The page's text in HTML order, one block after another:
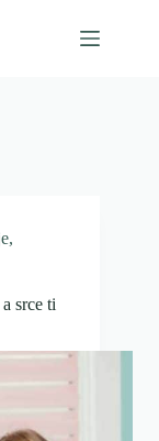
,
srce ti